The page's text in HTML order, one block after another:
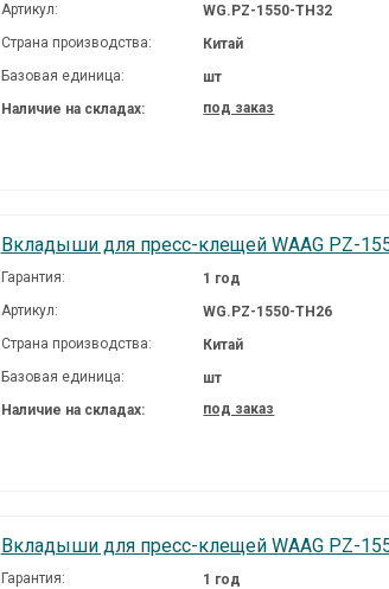
Артикул:
WG.PZ-1550-TH32
Страна производства:
Китай
Базовая единица:
шт
Наличие на складах:
под заказ
Вкладыши для пресс-клещей WAAG PZ-
Гарантия:
1 год
Артикул:
WG.PZ-1550-TH26
Страна производства:
Китай
Базовая единица:
шт
Наличие на складах:
под заказ
Вкладыши для пресс-клещей WAAG PZ-
Гарантия:
1 год